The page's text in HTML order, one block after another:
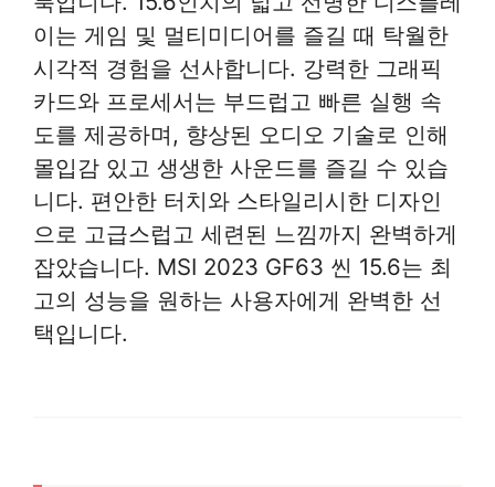
이는 게임 및 멀티미디어를 즐길 때 탁월한
시각적 경험을 선사합니다. 강력한 그래픽
카드와 프로세서는 부드럽고 빠른 실행 속
도를 제공하며, 향상된 오디오 기술로 인해
몰입감 있고 생생한 사운드를 즐길 수 있습
니다. 편안한 터치와 스타일리시한 디자인
으로 고급스럽고 세련된 느낌까지 완벽하게
잡았습니다. MSI 2023 GF63 씬 15.6는 최
고의 성능을 원하는 사용자에게 완벽한 선
택입니다.